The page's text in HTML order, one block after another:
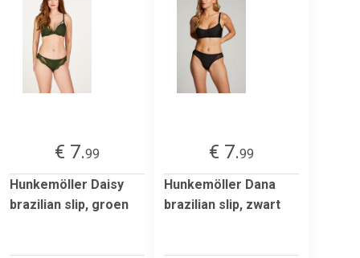
€ 7.99
Hunkemöller Daisy
brazilian slip, groen
€ 7.99
Hunkemöller Dana
brazilian slip, zwart